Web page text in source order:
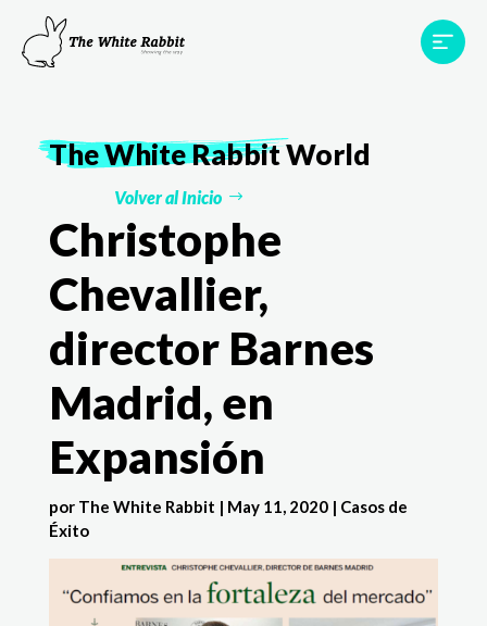
Proyectos
Testimonios
TWR World
The White RabbitWorld
Volver al Inicio
Christophe
Chevallier,
director Barnes
Madrid, en
Expansión
por The White Rabbit | May 11, 2020| Casos de
Éxito